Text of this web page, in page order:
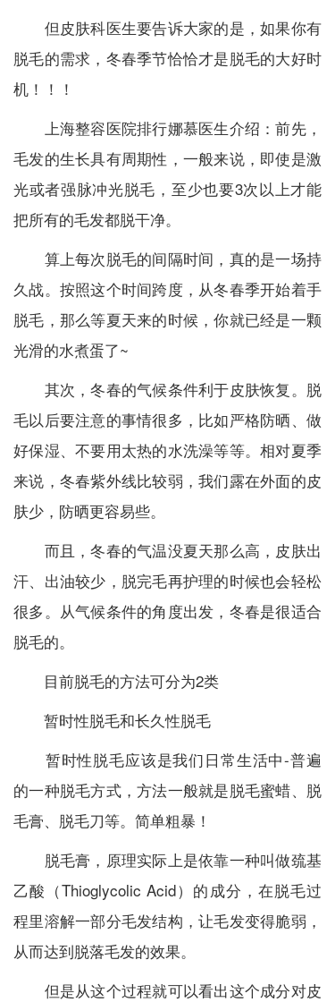
但皮肤科医生要告诉大家的是，如果你有
脱毛的需求，冬春季节恰恰才是脱毛的大好时
机！！！
上海整容医院排行娜慕医生介绍：前先，
毛发的生长具有周期性，一般来说，即使是激
光或者强脉冲光脱毛，至少也要3次以上才能
把所有的毛发都脱干净。
算上每次脱毛的间隔时间，真的是一场持
久战。按照这个时间跨度，从冬春季开始着手
脱毛，那么等夏天来的时候，你就已经是一颗
光滑的水煮蛋了~
其次，冬春的气候条件利于皮肤恢复。脱
毛以后要注意的事情很多，比如严格防晒、做
好保湿、不要用太热的水洗澡等等。相对夏季
来说，冬春紫外线比较弱，我们露在外面的皮
肤少，防晒更容易些。
而且，冬春的气温没夏天那么高，皮肤出
汗、出油较少，脱完毛再护理的时候也会轻松
很多。从气候条件的角度出发，冬春是很适合
脱毛的。
目前脱毛的方法可分为2类
暂时性脱毛和长久性脱毛
暂时性脱毛应该是我们日常生活中-普遍
的一种脱毛方式，方法一般就是脱毛蜜蜡、脱
毛膏、脱毛刀等。简单粗暴！
脱毛膏，原理实际上是依靠一种叫做巯基
乙酸（Thioglycolic Acid）的成分，在脱毛过
程里溶解一部分毛发结构，让毛发变得脆弱，
从而达到脱落毛发的效果。
但是从这个过程就可以看出这个成分对皮